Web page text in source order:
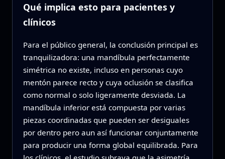
Qué implica esto para pacientes y
clínicos
Para el público general, la conclusión principal es
tranquilizadora: una mandíbula perfectamente
simétrica no existe, incluso en personas cuyo
mentón parece recto y cuya oclusión se clasifica
como normal o solo ligeramente desviada. La
mandíbula inferior está compuesta por varias
piezas coordinadas que pueden ser desiguales
por dentro pero aun así funcionar conjuntamente
para producir una forma global equilibrada. Para